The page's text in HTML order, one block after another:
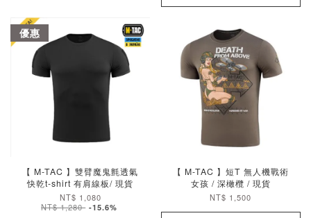
優惠
【 M-TAC 】雙臂魔鬼氈透氣
快乾t-shirt 有肩線板/ 現貨
NT$ 1,080
NT$ 1,280 -15.6%
【 M-TAC 】短T 無人機戰術
女孩 / 深橄欖 / 現貨
NT$ 1,500